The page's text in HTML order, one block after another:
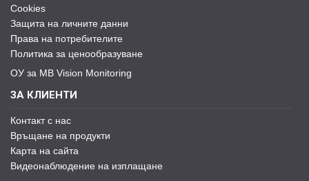
Cookies
Защита на личните данни
Права на потребителите
Политика за ценообразуване
ОУ за MB Vision Monitoring
ЗА КЛИЕНТИ
Контакт с нас
Връщане на продукти
Карта на сайта
Видеонаблюдение на изплащане